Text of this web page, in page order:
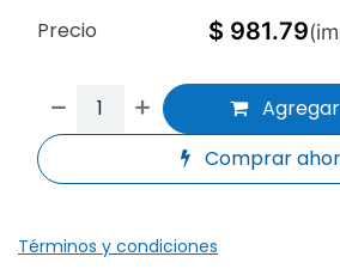
Comprar
Precio $ 981.79
Términos y condiciones